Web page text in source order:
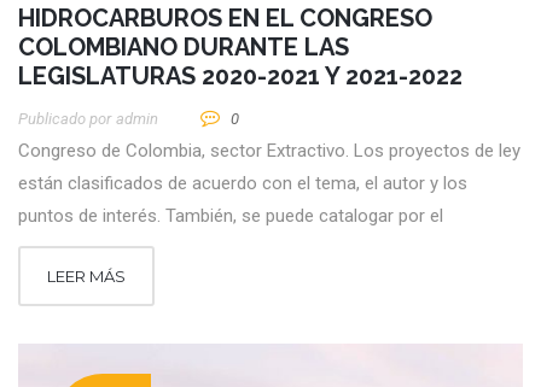
HIDROCARBUROS EN EL CONGRESO
COLOMBIANO DURANTE LAS
LEGISLATURAS 2020-2021 Y 2021-2022
Publicado por Admin 0
Congreso de Colombia, sector Extractivo. Los proyectos de ley
están clasificados de acuerdo con el tema, el autor y los
puntos de interés. También, se puede catalogar por el
LEER MÁS